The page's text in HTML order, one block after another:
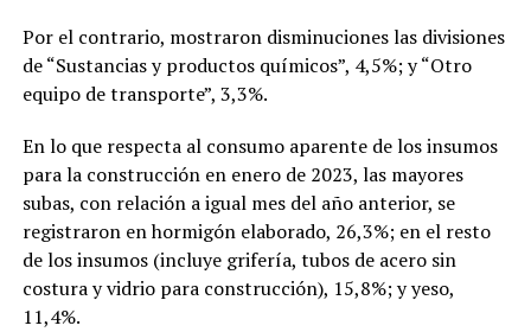
Por el contrario, mostraron disminuciones las divisiones
de “Sustancias y productos químicos”, 4,5%; y “Otro
equipo de transporte”, 3,3%.
En lo que respecta al consumo aparente de los insumos
para la construcción en enero de 2023, las mayores
subas, con relación a igual mes del año anterior, se
registraron en hormigón elaborado, 26,3%; en el resto
de los insumos (incluye grifería, tubos de acero sin
costura y vidrio para construcción), 15,8%; y yeso,
11,4%.